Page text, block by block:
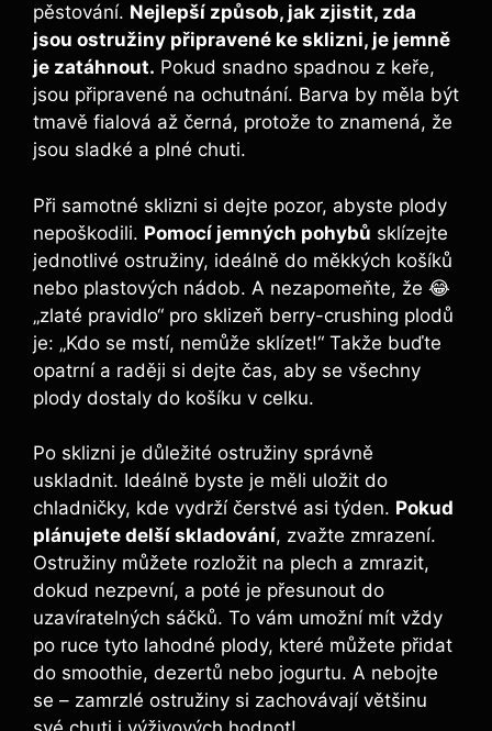
pěstování. Nejlepší způsob, jak zjistit, zda
jsou ostružiny připravené ke sklizni, je jemně
je zatáhnout. Pokud snadno spadnou z keře,
jsou připravené na ochutnání. Barva by měla být
tmavě fialová až černá, protože to znamená, že
jsou sladké a plné chuti.
Při samotné sklizni si dejte pozor, abyste plody
nepoškodili. Pomocí jemných pohybů sklízejte
jednotlivé ostružiny, ideálně do měkkých košíků
nebo plastových nádob. A nezapomeňte, že 😂
„zlaté pravidlo“ pro sklizeň berry-crushing plodů
je: „Kdo se mstí, nemůže sklízet!“ Takže buďte
opatrní a raději si dejte čas, aby se všechny
plody dostaly do košíku v celku.
Po sklizni je důležité ostružiny správně
uskladnit. Ideálně byste je měli uložit do
chladničky, kde vydrží čerstvé asi týden. Pokud
plánujete delší skladování, zvažte zmrazení.
Ostružiny můžete rozložit na plech a zmrazit,
dokud nezpevní, a poté je přesunout do
uzavíratelných sáčků. To vám umožní mít vždy
po ruce tyto lahodné plody, které můžete přidat
do smoothie, dezertů nebo jogurtu. A nebojte
se – zamrzlé ostružiny si zachovávají většinu